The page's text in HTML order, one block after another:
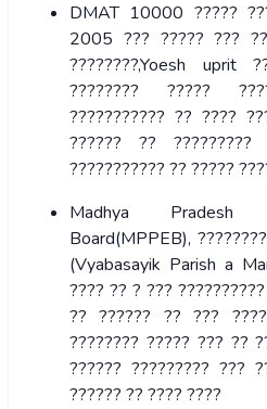
DMAT 10000 ?????
2005 ??? ????? ???
????????,Yoesh uprit
???????? ?????
??????????? ?? ????
?????? ??
??????????? ?? ?????
Madhya Pradesh
Board(MPPEB),
(Vyabasayik Parish a
???? ?? ? ???
?? ?????? ?? ???
???????? ????? ??? ??
?????? ????????? ???
?????? ?? ???? ????